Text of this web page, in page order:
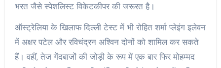
भरत जैसे स्पेशलिस्ट विकेटकीपर की जरूरत है।
ऑस्ट्रेलिया के खिलाफ दिल्ली टेस्ट में भी रोहित शर्मा प्लेइंग इलेवन
में अक्षर पटेल और रविचंद्रन अश्विन दोनों को शामिल कर सकते
हैं। वहीं, तेज गेंदबाजों की जोड़ी के रूप में एक बार फिर मोहम्मद